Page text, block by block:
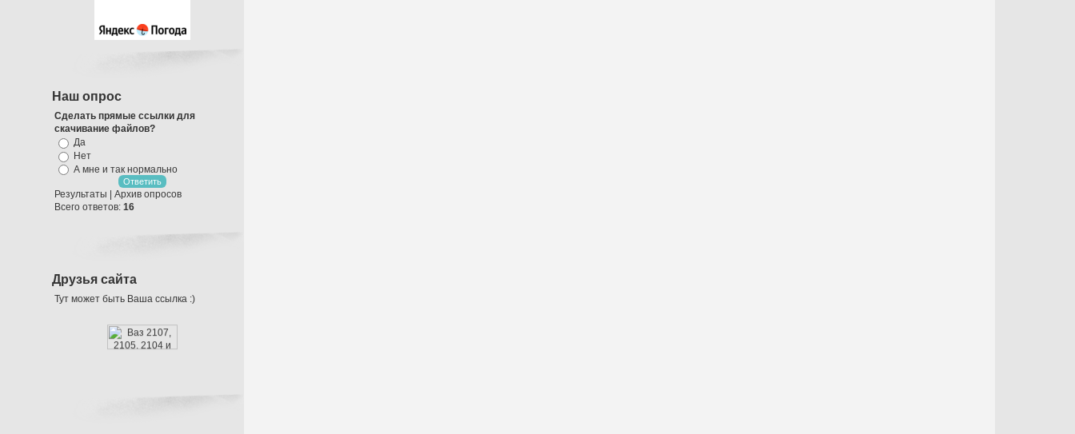
Наш опрос
Сделать прямые ссылки для
скачивание файлов?
Да
Нет
А мне и так нормально
Результаты
Архив опросов
Всего ответов: 16
Друзья сайта
Тут может быть Ваша ссылка :)